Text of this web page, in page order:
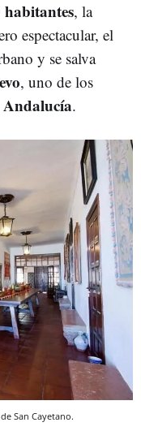
habitantes, la
espectacular, el
y se salva
, uno de los
Andalucía.
San Cayetano.